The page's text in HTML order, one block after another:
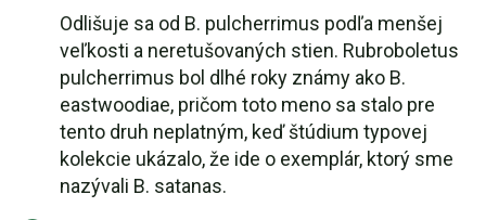
Odlišuje sa od B. pulcherrimus podľa menšej
veľkosti a neretušovaných stien. Rubroboletus
pulcherrimus bol dlhé roky známy ako B.
eastwoodiae, pričom toto meno sa stalo pre
tento druh neplatným, keď štúdium typovej
kolekcie ukázalo, že ide o exemplár, ktorý sme
nazývali B. satanas.